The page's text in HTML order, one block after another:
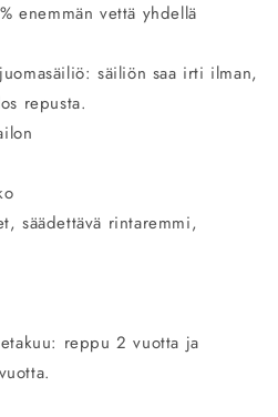
enemmän vettä yhdellä
säiliön saa irti ilman,
repusta.
säädettävä rintaremmi,
reppu 2 vuotta ja